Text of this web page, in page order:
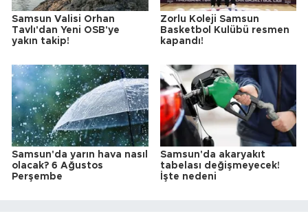
Samsun Valisi Orhan
Tavlı'dan Yeni OSB'ye
yakın takip!
Zorlu Koleji Samsun
Basketbol Kulübü resmen
kapandı!
Samsun'da yarın hava nasıl
olacak? 6 Ağustos
Perşembe
Samsun'da akaryakıt
tabelası değişmeyecek!
İşte nedeni